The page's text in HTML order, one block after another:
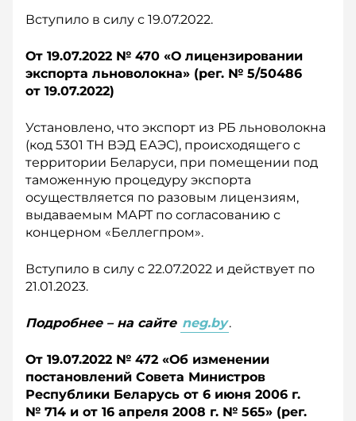
Вступило в силу с 19.07.2022.
От 19.07.2022 № 470 «О лицензировании
экспорта льноволокна» (рег. № 5/50486
от 19.07.2022)
Установлено, что экспорт из РБ льноволокна
(код 5301 ТН ВЭД ЕАЭС), происходящего с
территории Беларуси, при помещении под
таможенную процедуру экспорта
осуществляется по разовым лицензиям,
выдаваемым МАРТ по согласованию с
концерном «Беллегпром».
Вступило в силу с 22.07.2022 и действует по
21.01.2023.
Подробнее – на сайте neg.by.
От 19.07.2022 № 472 «Об изменении
постановлений Совета Министров
Республики Беларусь от 6 июня 2006 г.
№ 714 и от 16 апреля 2008 г. № 565» (рег.